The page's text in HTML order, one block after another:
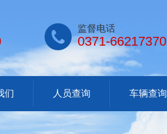
 监督电话
0371-66217370
们 人员查询 车辆查询